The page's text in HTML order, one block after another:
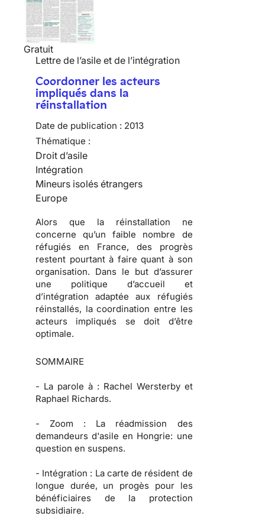
Gratuit
Lettre de l’asile et de l’intégration
Coordonner les acteurs
impliqués dans la
réinstallation
Date de publication : 2013
Thématique :
Droit d’asile
Intégration
Mineurs isolés étrangers
Europe
Alors que la réinstallation ne
concerne qu’un faible nombre de
réfugiés en France, des progrès
restent pourtant à faire quant à son
organisation. Dans le but d’assurer
une politique d’accueil et
d’intégration adaptée aux réfugiés
réinstallés, la coordination entre les
acteurs impliqués se doit d’être
optimale.
SOMMAIRE
- La parole à : Rachel Wersterby et
Raphael Richards.
-Zoom : La réadmission des
demandeurs d'asile en Hongrie: une
question en suspens.
- Intégration : La carte de résident de
longue durée, un progès pour les
bénéficiaires de la protection
subsidiaire.